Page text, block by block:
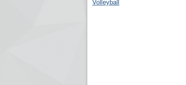
Volleyball